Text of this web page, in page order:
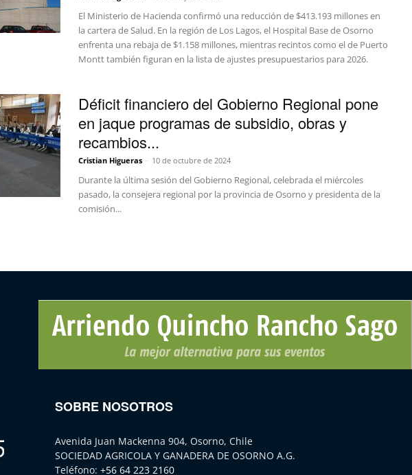
El Ministerio de Hacienda confirmó una reducción de $413.193 millones en
la cartera de Salud. En la región de Los Lagos, el Hospital Base de Osorno
enfrenta una rebaja de $1.158 millones, mientras recintos como el de Puerto
Montt también figuran en la lista de ajustes presupuestarios para 2026.
Déficit financiero del Gobierno Regional pone
en jaque programas de subsidio, obras y
recambios...
Cristian Higueras - 10 de octubre de 2024
Durante la última sesión del Gobierno Regional, celebrada el miércoles
pasado, la consejera regional por la provincia de Osorno y presidenta de la
comisión...
SOBRE NOSOTROS
Avenida Juan Mackenna 904, Osorno, Chile
SOCIEDAD AGRICOLA Y GANADERA DE OSORNO A.G.
Teléfono: +56 64 223 2160